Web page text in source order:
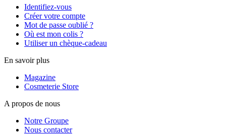
Identifiez-vous
Créer votre compte
Mot de passe oublié ?
Où est mon colis ?
Utiliser un chèque-cadeau
En savoir plus
Magazine
Cosmeterie Store
A propos de nous
Notre Groupe
Nous contacter